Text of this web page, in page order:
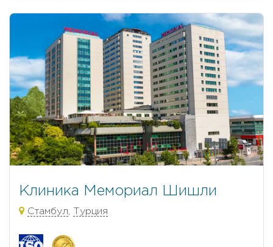
Клиника Мемориал Шишли
Стамбул, Турция